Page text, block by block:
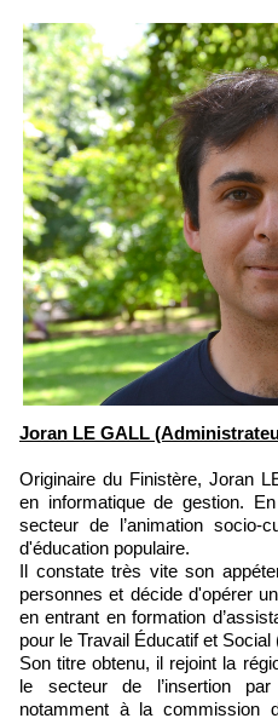
Joran LE GALL
Originaire du Finistère, Joran
en informatique de gestion.
secteur de l’animation socio-
d'éducation populaire.
Il constate très vite son
personnes et décide d'opérer
en entrant en formation
pour le Travail Éducatif et Social
Son titre obtenu, il rejoint la
le secteur de l’insertion
notamment à la commission